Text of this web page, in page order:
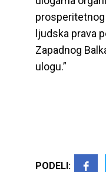
prosperitetnog
ljudska prava
Zapadnog
ulogu.”
PODELI: